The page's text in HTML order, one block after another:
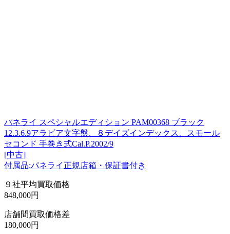
パネライ スペシャルエディション PAM00368 ブラック
12.3.6.9アラビア文字盤、８デイズインデックス、スモール
セコンド 手巻き式Cal.P.2002/9
[中古]
付属品:パネライ正規店箱・保証書付き
９社平均買取価格
848,000円
店舗間買取価格差
180,000円